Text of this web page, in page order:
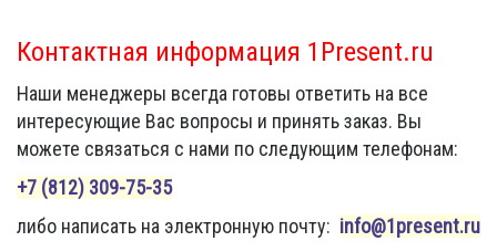
Контактная информация 1Present.ru
Наши менеджеры всегда готовы ответить на все
интересующие Вас вопросы и принять заказ. Вы
можете связаться с нами по следующим телефонам:
+7 (812) 309-75-35
либо написать на электронную почту: info@1present.ru